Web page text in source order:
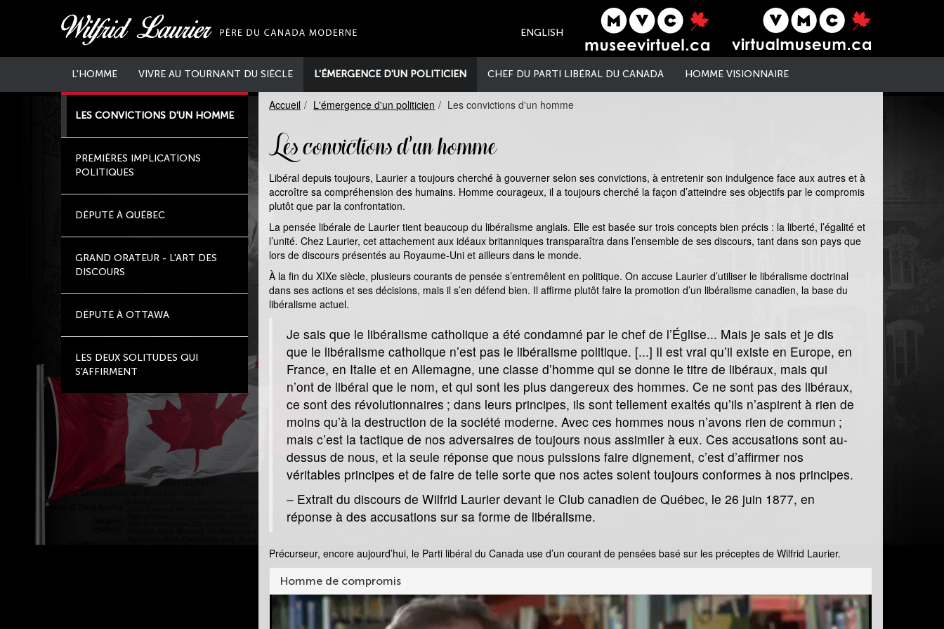
ENGLISH
L'HOMME VIVRE AU TOURNANT DU SIÈCLE L'ÉMERGENCE D'UN POLITICIEN CHEF DU PARTI LIBÉRAL DU CANADA HOMME VISIONNAIRE
LES CONVICTIONS D'UN HOMME
PREMIÈRES IMPLICATIONS
POLITIQUES
DÉPUTÉ À QUÉBEC
GRAND ORATEUR - L'ART DES
DISCOURS
DÉPUTÉ À OTTAWA
LES DEUX SOLITUDES QUI
S'AFFIRMENT
Accueil L'émergence d'un politicien Les convictions d'un homme
Les convictions d’un homme
Libéral depuis toujours, Laurier a toujours cherché à gouverner selon ses convictions, à entretenir son indulgence face aux autres et à
accroître sa compréhension des humains. Homme courageux, il a toujours cherché la façon d’atteindre ses objectifs par le compromis
plutôt que par la confrontation.
La pensée libérale de Laurier tient beaucoup du libéralisme anglais. Elle est basée sur trois concepts bien précis : la liberté, l’égalité et
l’unité. Chez Laurier, cet attachement aux idéaux britanniques transparaîtra dans l’ensemble de ses discours, tant dans son pays que
lors de discours présentés au Royaume-Uni et ailleurs dans le monde.
À la fin du XIXe siècle, plusieurs courants de pensée s’entremêlent en politique. On accuse Laurier d’utiliser le libéralisme doctrinal
dans ses actions et ses décisions, mais il s’en défend bien. Il affirme plutôt faire la promotion d’un libéralisme canadien, la base du
libéralisme actuel.
Je sais que le libéralisme catholique a été condamné par le chef de l’Église... Mais je sais et je dis
que le libéralisme catholique n’est pas le libéralisme politique. [...] Il est vrai qu’il existe en Europe, en
France, en Italie et en Allemagne, une classe d’homme qui se donne le titre de libéraux, mais qui
n’ont de libéral que le nom, et qui sont les plus dangereux des hommes. Ce ne sont pas des libéraux,
ce sont des révolutionnaires ; dans leurs principes, ils sont tellement exaltés qu’ils n’aspirent à rien de
moins qu’à la destruction de la société moderne. Avec ces hommes nous n’avons rien de commun ;
mais c’est la tactique de nos adversaires de toujours nous assimiler à eux. Ces accusations sont au-
dessus de nous, et la seule réponse que nous puissions faire dignement, c’est d’affirmer nos
véritables principes et de faire de telle sorte que nos actes soient toujours conformes à nos principes.
– Extrait du discours de Wilfrid Laurier devant le Club canadien de Québec, le 26 juin 1877, en
réponse à des accusations sur sa forme de libéralisme.
Précurseur, encore aujourd’hui, le Parti libéral du Canada use d’un courant de pensées basé sur les préceptes de Wilfrid Laurier.
Homme de compromis
Video
Player